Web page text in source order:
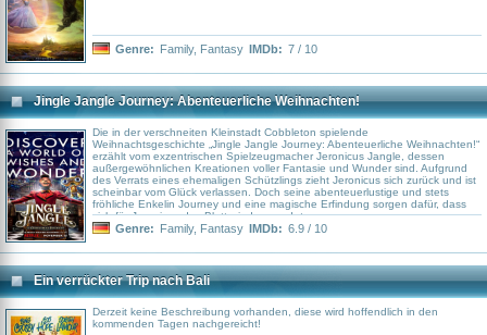
Genre: Family, Fantasy IMDb: 7 / 10
Jingle Jangle Journey: Abenteuerliche Weihnachten!
Die in der verschneiten Kleinstadt Cobbleton spielende
Weihnachtsgeschichte „Jingle Jangle Journey: Abenteuerliche Weihnachten!“
erzählt vom exzentrischen Spielzeugmacher Jeronicus Jangle, dessen
außergewöhnlichen Kreationen voller Fantasie und Wunder sind. Aufgrund
des Verrats eines ehemaligen Schützlings zieht Jeronicus sich zurück und ist
scheinbar vom Glück verlassen. Doch seine abenteuerlustige und stets
fröhliche Enkelin Journey und eine magische Erfindung sorgen dafür, dass
sich für Jeronicus das Blatt wieder wendet.
Genre: Family, Fantasy IMDb: 6.9 / 10
Ein verrückter Trip nach Bali
Derzeit keine Beschreibung vorhanden, diese wird hoffendlich in den
kommenden Tagen nachgereicht!